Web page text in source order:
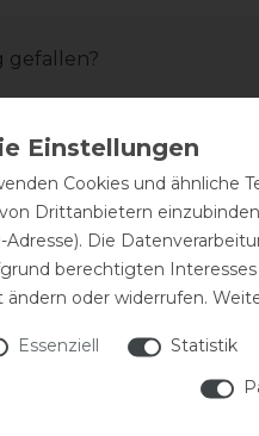
gefallen?
auch
Cookies und ähnliche
Drittanbietern
Adresse). Die
berechtigten
ändern oder widerrufen.
Essenziell Statistik